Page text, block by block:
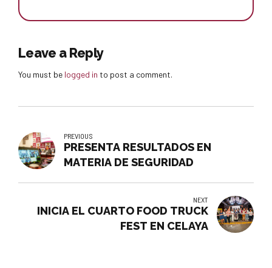
Leave a Reply
You must be logged in to post a comment.
PREVIOUS
PRESENTA RESULTADOS EN
MATERIA DE SEGURIDAD
NEXT
INICIA EL CUARTO FOOD TRUCK
FEST EN CELAYA